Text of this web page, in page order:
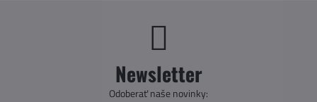
Newsletter
Odoberať naše novinky: